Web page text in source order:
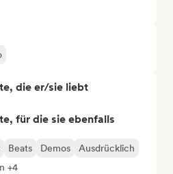
die er/sie liebt
für die sie ebenfalls
Beats Demos
Ausdrücklich
+4